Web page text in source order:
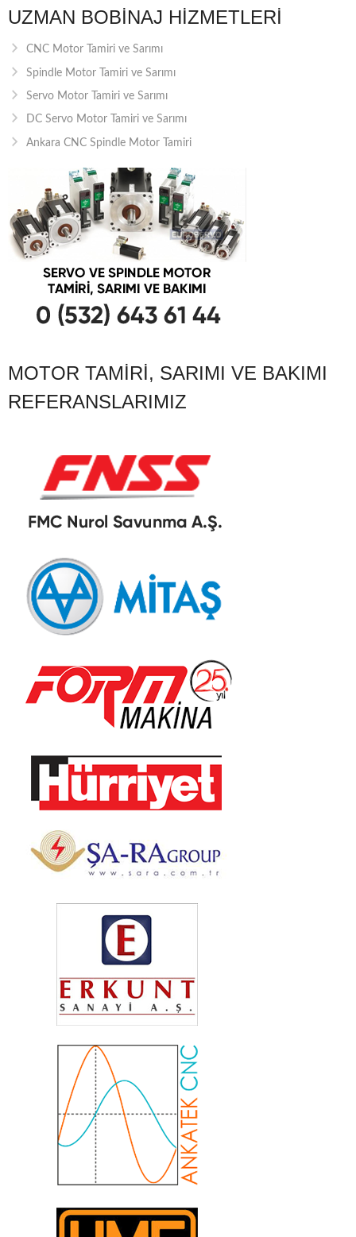
UZMAN BOBINAJ HIZMETLERI
CNC Motor Tamiri ve Sarımı
Spindle Motor Tamiri ve Sarımı
Servo Motor Tamiri ve Sarımı
DC Servo Motor Tamiri ve Sarımı
Ankara CNC Spindle Motor Tamiri
MOTOR TAMIRI, SARIMI VE BAKIMI
REFERANSLARIMIZ